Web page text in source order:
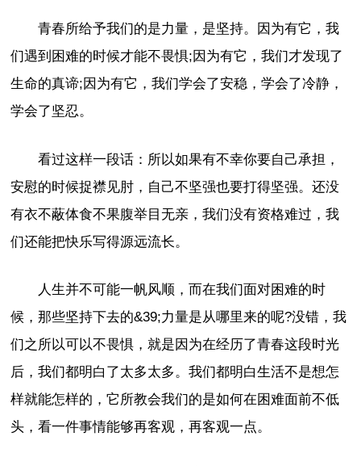
青春所给予我们的是力量，是坚持。因为有它，我
们遇到困难的时候才能不畏惧;因为有它，我们才发现了
生命的真谛;因为有它，我们学会了安稳，学会了冷静，
学会了坚忍。
看过这样一段话：所以如果有不幸你要自己承担，
安慰的时候捉襟见肘，自己不坚强也要打得坚强。还没
有衣不蔽体食不果腹举目无亲，我们没有资格难过，我
们还能把快乐写得源远流长。
人生并不可能一帆风顺，而在我们面对困难的时
候，那些坚持下去的&39;力量是从哪里来的呢?没错，我
们之所以可以不畏惧，就是因为在经历了青春这段时光
后，我们都明白了太多太多。我们都明白生活不是想怎
样就能怎样的，它所教会我们的是如何在困难面前不低
头，看一件事情能够再客观，再客观一点。